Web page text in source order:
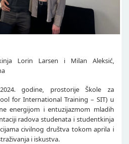
Lorin Larsen i Milan Aleksić,
godine, prostorije Škole za
for International Training – SIT) u
energijom i entuzijazmom mladih
radova studenata i studentkinja
civilnog društva tokom aprila i
i iskustva.